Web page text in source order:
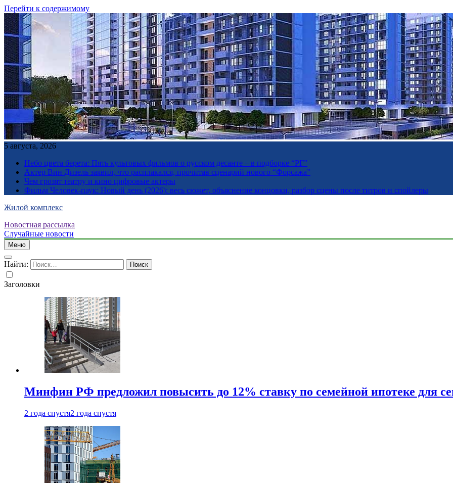
Перейти к содержимому
5 августа, 2026
Небо цвета берета: Пять культовых фильмов о русском десанте – в подборке “РГ”
Актер Вин Дизель заявил, что расплакался, прочитав сценарий нового “Форсажа”
Чем грозят театру и кино цифровые актеры
Фильм Человек-паук: Новый день (2026): весь сюжет, объяснение концовки, разбор сцены после титров и спойлеры
Жилой комплекс
Новостная рассылка
Случайные новости
Меню
Найти:
Заголовки
Минфин РФ предложил повысить до 12% ставку по семейной ипотеке для
2 года спустя2 года спустя